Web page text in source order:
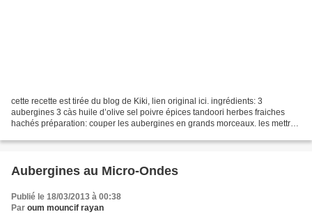
cette recette est tirée du blog de Kiki, lien original ici. ingrédients: 3
aubergines 3 càs huile d’olive sel poivre épices tandoori herbes fraiches
hachés préparation: couper les aubergines en grands morceaux. les mettre
Aubergines au Micro-Ondes
Publié le 18/03/2013 à 00:38
Par oum mouncif rayan